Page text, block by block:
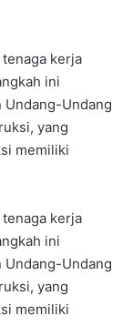
kerja
ini
Undang-Undang
yang
memiliki
kerja
ini
Undang-Undang
yang
memiliki